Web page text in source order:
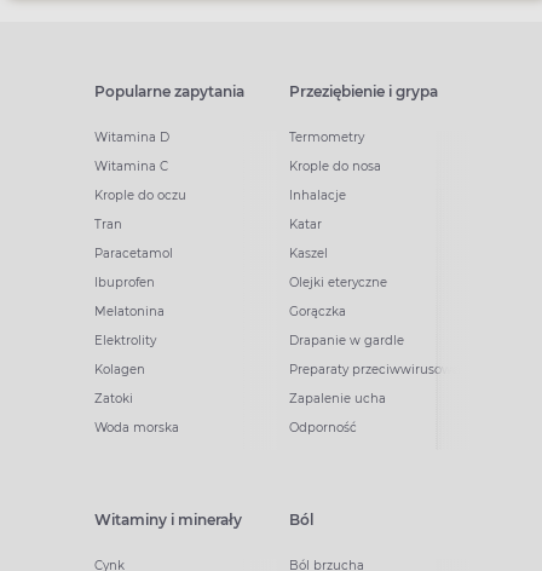
Popularne zapytania
Witamina D
Witamina C
Krople do oczu
Tran
Paracetamol
Ibuprofen
Melatonina
Elektrolity
Kolagen
Zatoki
Woda morska
Przeziębienie i grypa
Termometry
Krople do nosa
Inhalacje
Katar
Kaszel
Olejki eteryczne
Gorączka
Drapanie w gardle
Preparaty przeciwwirusowe
Zapalenie ucha
Odporność
Witaminy i minerały
Cynk
Ból
Ból brzucha